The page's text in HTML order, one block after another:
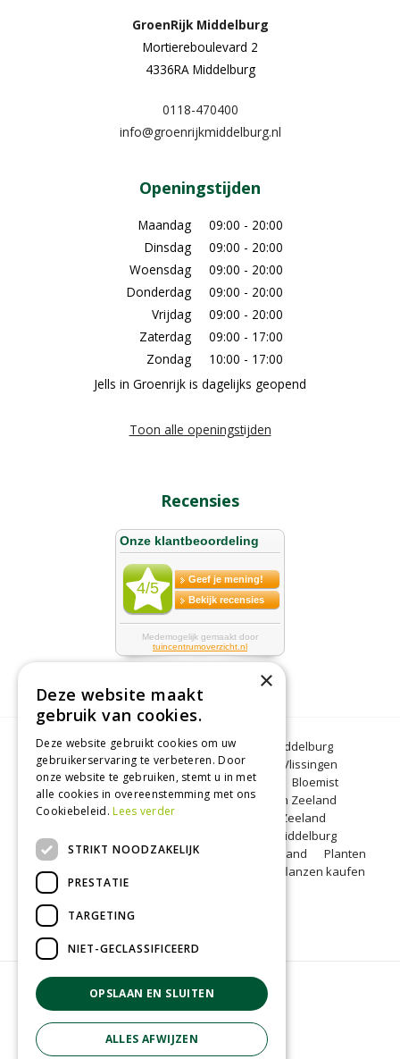
GroenRijk Middelburg​
Mortiereboulevard 2
4336RA Middelburg
0118-470400
info@groenrijkmiddelburg.nl
Openingstijden
Maandag
09:00 - 20:00
Dinsdag
09:00 - 20:00
Woensdag
09:00 - 20:00
Donderdag
09:00 - 20:00
Vrijdag
09:00 - 20:00
Zaterdag
09:00 - 17:00
Zondag
10:00 - 17:00
Jells in Groenrijk is dagelijks geopend
Toon alle openingstijden
Recensies
Bloemen Middelburg
Dierenwinkel Middelburg
Kerstbomen Middelburg
Tuincentrum Vlissingen
Tuincentrum Zeeland
Gartencenter
Bloemist
Middelburg
BBQ Zeeland
Tuinplanten Zeeland
Koopzondag Middelburg
Barbecue Zeeland
Woonwinkel Middelburg
Tuincentrum Middelburg
Koopzondag Zeeland
Planten
kopen Middelburg
Pflanzen kaufen
© Groenrijk Middelburg
Green Solutions
Tuincentrum Overzicht
Privacy policy
×
Deze website maakt
gebruik van cookies.
Deze website gebruikt cookies om uw
gebruikerservaring te verbeteren. Door
onze website te gebruiken, stemt u in met
alle cookies in overeenstemming met ons
Cookiebeleid.Lees verder
STRIKT NOODZAKELIJK
PRESTATIE
TARGETING
NIET-GECLASSIFICEERD
OPSLAAN EN SLUITEN
ALLES AFWIJZEN